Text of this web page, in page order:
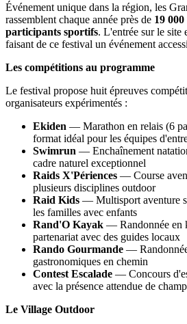
Événement unique dans la région, les
rassemblent chaque année près de 19
participants sportifs. L'entrée sur le site
faisant de ce festival un événement
Les compétitions au programme
Le festival propose huit épreuves
organisateurs expérimentés :
Ekiden — Marathon en relais (6
format idéal pour les équipes
Swimrun — Enchaînement
cadre naturel exceptionnel
Raids X'Périences — Course
plusieurs disciplines outdoor
Raid Kids — Multisport aventure
les familles avec enfants
Rand'O Kayak — Randonnée en
partenariat avec des guides locaux
Rando Gourmande —
gastronomiques en chemin
Contest Escalade — Concours
avec la présence attendue de
Le Village Outdoor